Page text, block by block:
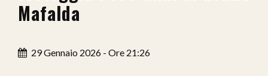
Sport
Sanità
Mafalda
29 Gennaio 2026 - Ore 21:26